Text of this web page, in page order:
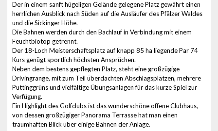
Der in einem sanft hügeligen Gelände gelegene Platz gewährt einen
herrlichen Ausblick nach Süden auf die Ausläufer des Pfälzer Waldes
und die Sickinger Höhe.
Die Bahnen werden durch den Bachlauf in Verbindung mit einem
Feuchtbiotop getrennt.
Der 18-Loch Meisterschaftsplatz auf knapp 85 ha liegende Par 74
Kurs genügt sportlich höchsten Ansprüchen.
Neben dem bestens gepflegten Platz, steht eine großzügige
Drivingrange, mit zum Teil überdachten Abschlagsplätzen, mehrere
Puttinggrüns und vielfältige Übungsanlagen für das kurze Spiel zur
Verfügung.
Ein Highlight des Golfclubs ist das wunderschöne offene Clubhaus,
von dessen großzügiger Panorama Terrasse hat man einen
traumhaften Blick über einige Bahnen der Anlage.